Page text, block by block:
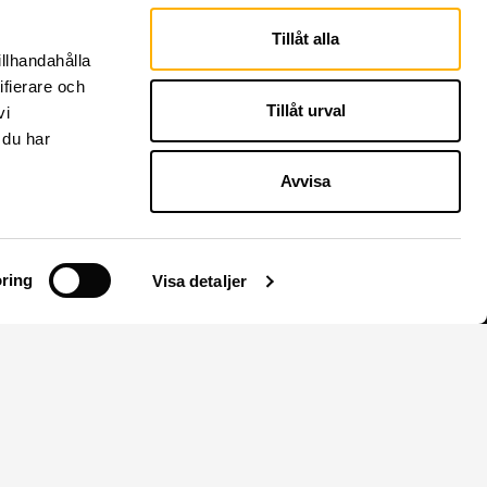
och
har
Visa detaljer
Tillåt alla
Tillåt urval
Avvisa